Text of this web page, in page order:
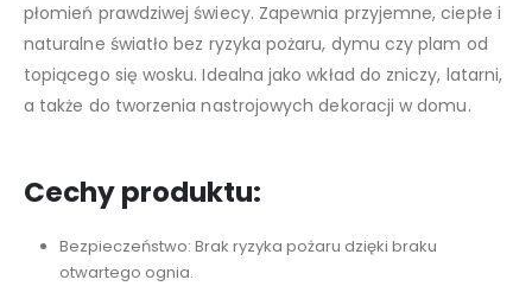
płomień prawdziwej świecy. Zapewnia przyjemne, ciepłe i
naturalne światło bez ryzyka pożaru, dymu czy plam od
topiącego się wosku. Idealna jako wkład do zniczy, latarni,
a także do tworzenia nastrojowych dekoracji w domu.
Cechy produktu:
Bezpieczeństwo: Brak ryzyka pożaru dzięki braku
otwartego ognia.